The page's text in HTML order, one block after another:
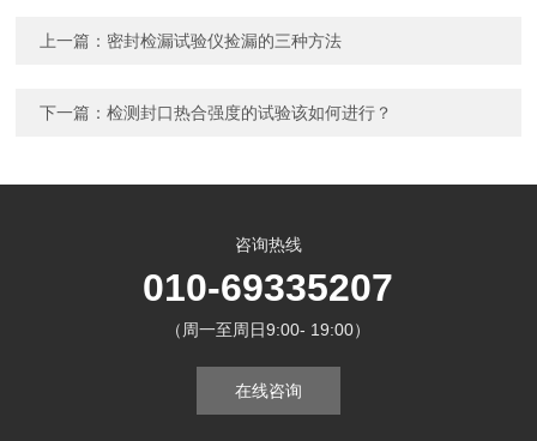
上一篇： 密封检漏试验仪捡漏的三种方法
下一篇：检测封口热合强度的试验该如何进行？
咨询热线
010-69335207
（周一至周日9:00- 19:00）
在线咨询